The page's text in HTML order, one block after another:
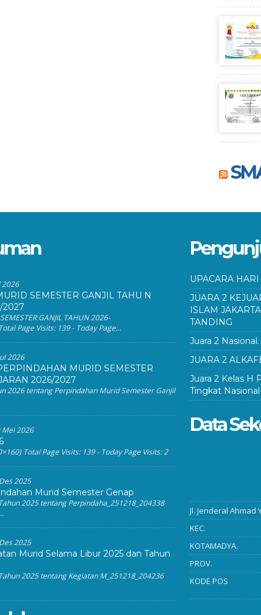
2026
SEMESTER GANJIL TAHU N
2027
GANJIL TAHUN 2026-
Page Visits: 139 - Today Page...
2026
MURID SEMESTER
2026/2027
2026 tentang Perpindahan Murid Semester Ganjil
Mei 2026
Total Page Visits: 139 - Today Page Visits: 2
2025
Murid Semester Genap
2025 tentang Perpindaha_251218_204338
2025
Murid Selama Libur 2025 dan Tahun
2025 tentang Kegiatan M_251218_204236
UPACARA
JUARA 2
ISLAM
TANDING
Juara 2
JUARA 2
Juara 2 Kelas H
Tingkat
Data
Jl. Jenderal Ahmad
KEC.
KOTAMADYA.
PROV.
KODE POS